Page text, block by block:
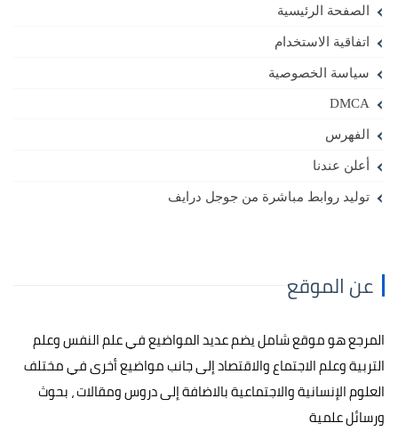
الصفحة الرئيسية
اتفاقية الاستخدام
سياسة الخصوصية
DMCA
الفهرس
أعلن عندنا
توليد روابط مباشرة من جوجل درايف
عن الموقع
المرجع هو موقع شامل يضم عديد المواضيع في علم النفس وعلم
التربية وعلم الاجتماع والاقتصاد إلى جانب مواضيع أخرى في مختلف
العلوم الإنسانية والاجتماعية بالاضافة إلى دروس ومقالات ، بحوث
ورسائل علمية